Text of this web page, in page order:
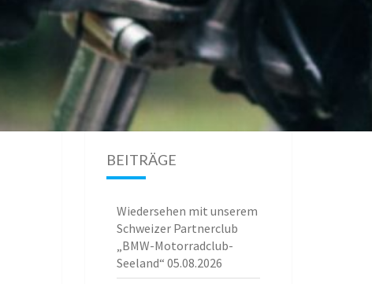
BEITRÄGE
Wiedersehen mit unserem
Schweizer Partnerclub
„BMW-Motorradclub-
Seeland“ 05.08.2026